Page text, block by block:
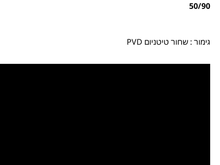
50/90
גימור : שחור טיטניום PVD